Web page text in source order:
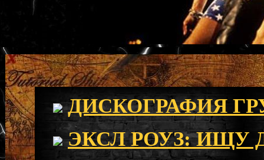
ДИСКОГРАФИЯ
ЭКСЛ РОУЗ: ИЩУ